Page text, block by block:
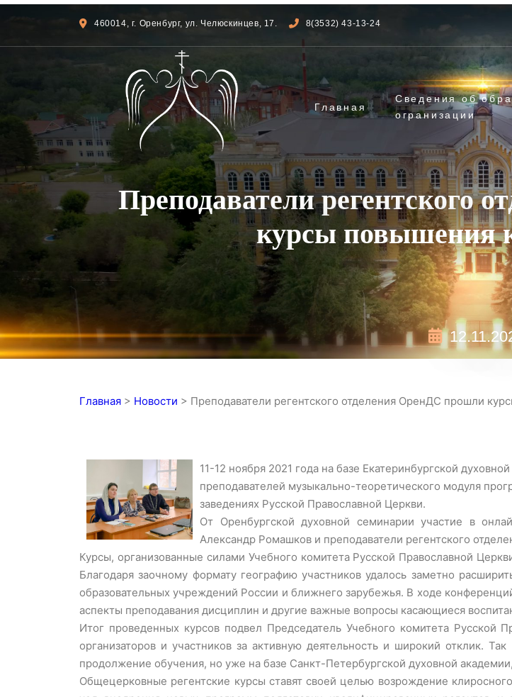
460014, г. Оренбург, ул. Челюскинцев, 17. 8(3532) 43-13-24
Главная
Сведения об
огранизации
Преподаватели регентского
курсы повышения
Главная > Новости > Преподаватели регентского отделения ОренДС прошли
11-12 ноября 2021 года на базе Екатеринбургской
преподавателей музыкально-теоретического модуля
заведениях Русской Православной Церкви.
От Оренбургской духовной семинарии участие в
Александр Ромашков и преподаватели регентского
Курсы, организованные силами Учебного комитета Русской Православной
Благодаря заочному формату географию участников удалось заметно
образовательных учреждений России и ближнего зарубежья. В ходе
аспекты преподавания дисциплин и другие важные вопросы касающиеся
Итог проведенных курсов подвел Председатель Учебного комитета Русской
организаторов и участников за активную деятельность и широкий отклик.
продолжение обучения, но уже на базе Санкт-Петербургской духовной
Общецерковные регентские курсы ставят своей целью возрождение